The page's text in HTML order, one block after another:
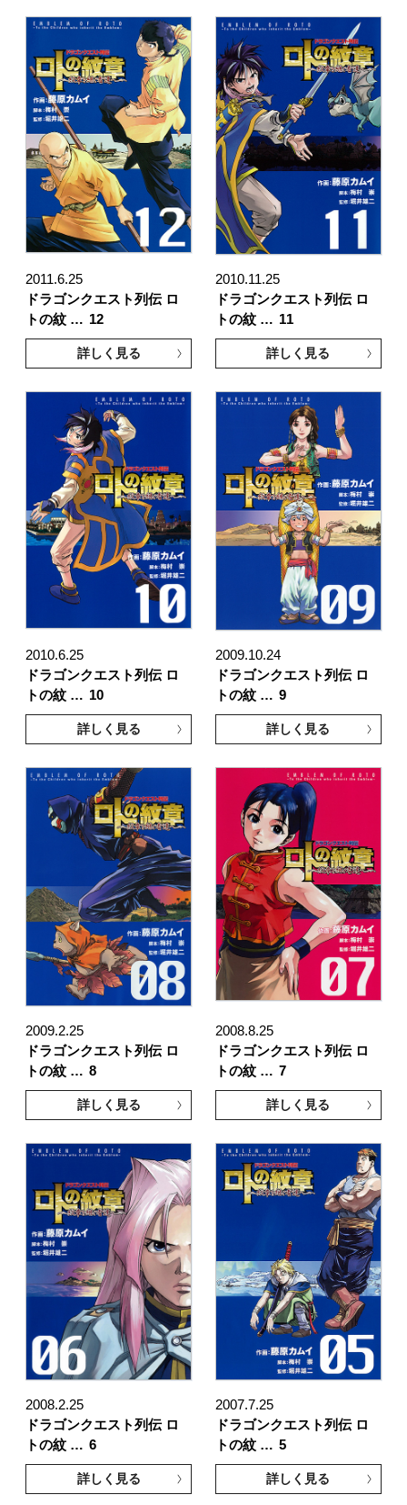
2011.6.25
ドラゴンクエスト列伝 ロ
トの紋 … 12
詳しく見る
2010.11.25
ドラゴンクエスト列伝 ロ
トの紋 … 11
詳しく見る
2010.6.25
ドラゴンクエスト列伝 ロ
トの紋 … 10
詳しく見る
2009.10.24
ドラゴンクエスト列伝 ロ
トの紋 … 9
詳しく見る
2009.2.25
ドラゴンクエスト列伝 ロ
トの紋 … 8
詳しく見る
2008.8.25
ドラゴンクエスト列伝 ロ
トの紋 … 7
詳しく見る
2008.2.25
ドラゴンクエスト列伝 ロ
トの紋 … 6
詳しく見る
2007.7.25
ドラゴンクエスト列伝 ロ
トの紋 … 5
詳しく見る